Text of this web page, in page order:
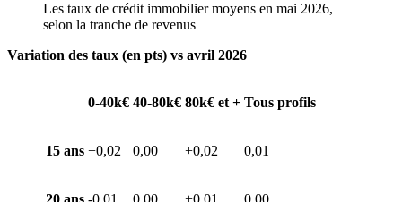
Les taux de crédit immobilier moyens en mai 2026,
selon la tranche de revenus
Variation des taux (en pts) vs avril 2026
0-40k€ 40-80k€ 80k€ et + Tous profils
15 ans +0,02 0,00 +0,02 0,01